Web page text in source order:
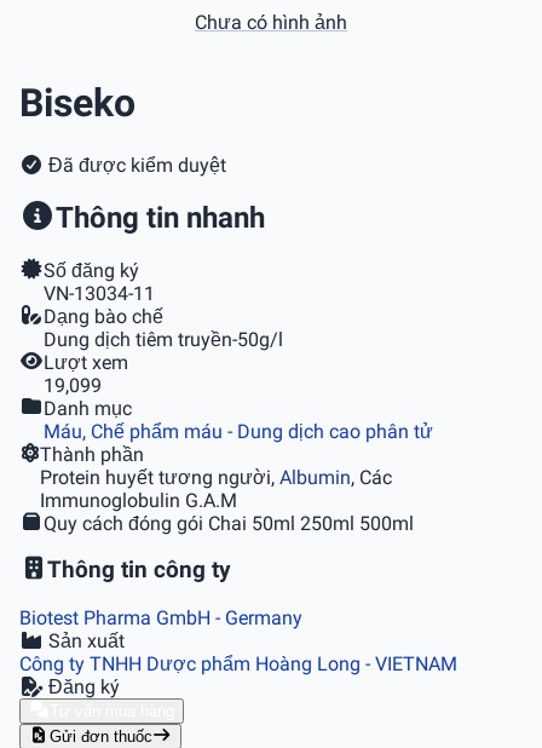
Chưa có hình ảnh
Biseko
Đã được kiểm duyệt
Thông tin nhanh
Số đăng ký
VN-13034-11
Dạng bào chế
Dung dịch tiêm truyền-50g/l
Lượt xem
19,099
Danh mục
Máu, Chế phẩm máu - Dung dịch cao phân tử
Thành phần
Protein huyết tương người,Albumin, Các
Immunoglobulin G.A.M
Quy cách đóng gói Chai 50ml 250ml 500ml
Thông tin công ty
Biotest Pharma GmbH - Germany
Sản xuất
Công ty TNHH Dược phẩm Hoàng Long - VIETNAM
Đăng ký
Gửi đơn thuốc